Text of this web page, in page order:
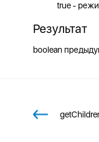
true -
Результат
boolean